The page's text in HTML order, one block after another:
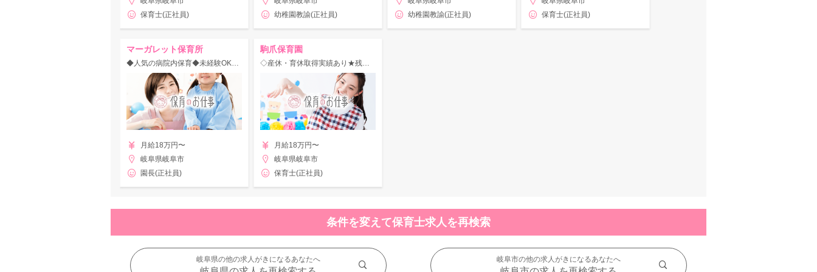
保育士(正社員)
幼稚園教諭(正社員)
幼稚園教諭(正社員)
保育士(正社員)
マーガレット保育所
◆人気の病院内保育◆未経験OK！福利厚生充実◎
月給18万円〜
岐阜県岐阜市
園長(正社員)
駒爪保育園
◇産休・育休取得実績あり★残業ほぼなし♪住宅手当あり◎0～5歳児！みんなで育ちあえる保育園♪
月給18万円〜
岐阜県岐阜市
保育士(正社員)
条件を変えて保育士求人を再検索
岐阜県の他の求人がきになるあなたへ 岐阜市の他の求人がきになるあなたへ